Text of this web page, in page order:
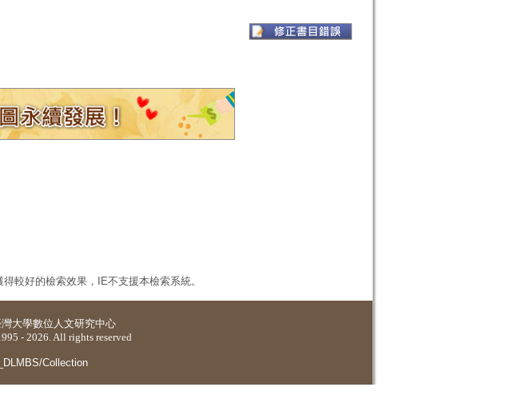
較好的檢索效果，IE不支援本檢索系統。
大學數位人文研究中心
- 2026. All rights reserved
Collection